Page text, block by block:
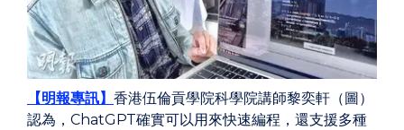
【明報專訊】 香港伍倫貢學院科學院講師黎奕軒（圖）
認為，ChatGPT確實可以用來快速編程，還支援多種